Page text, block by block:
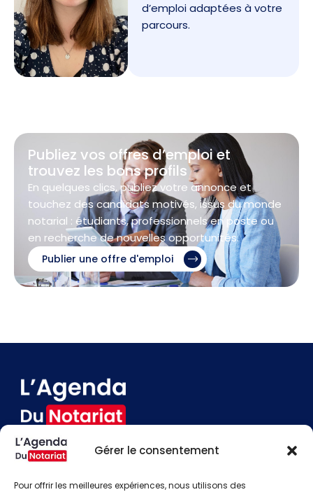
Gérer le consentement
Pour offrir les meilleures expériences, nous utilisons des
d’emploi adaptées à votre
parcours.
Publiez vos offres d’emploi et
trouvez les bons profils
En quelques clics, publiez votre annonce et
touchez des candidats motivés, issus du monde
notarial : étudiants, professionnels en poste ou
en recherche de nouvelles opportunités.
Publier une offre d'emploi
Contact